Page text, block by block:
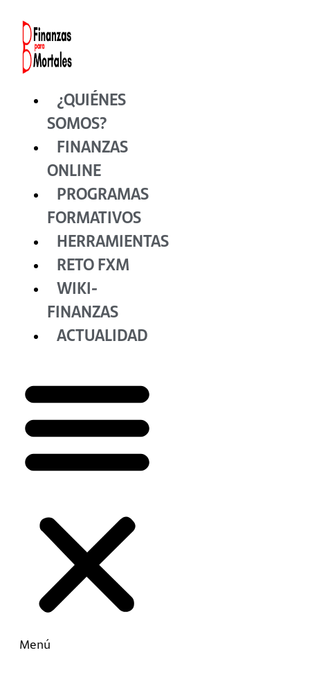
contenido
¿QUIÉNES
SOMOS?
FINANZAS
ONLINE
PROGRAMAS
FORMATIVOS
HERRAMIENTAS
RETO FXM
WIKI-
FINANZAS
ACTUALIDAD
Menú